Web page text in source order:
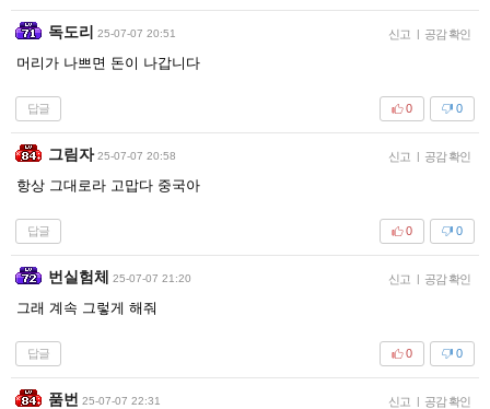
독도리 25-07-07 20:51 신고 | 공감 확인
머리가 나쁘면 돈이 나갑니다
답글 0
0
그림자 25-07-07 20:58 신고 | 공감 확인
항상 그대로라 고맙다 중국아
답글 0
0
번실험체 25-07-07 21:20 신고 | 공감 확인
그래 계속 그렇게 해줘
답글 0
0
품번 25-07-07 22:31 신고 | 공감 확인